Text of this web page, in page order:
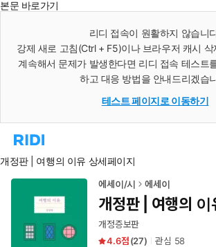
본문 바로가기
리디 접속이 원활하지 않습니
강제 새로 고침(Ctrl + F5)이나 브라우저 캐시
계속해서 문제가 발생한다면 리디 접속 테스트
하고 대응 방법을 안내드리겠습
테스트 페이지로 이동하기
리
홈
로
개정판 | 여행의 이유 상세페이지
에세이/시 에세이
개정판 | 여행의 이
개정증보판
4.6
(27) 관심 58